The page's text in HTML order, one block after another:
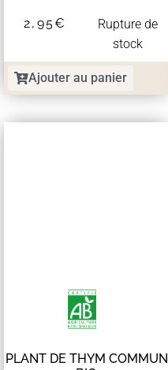
2,95€
Rupture de
stock
Ajouter au panier
PLANT DE THYM COMMUN